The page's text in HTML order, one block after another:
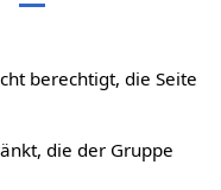
berechtigt, die Seite
die der Gruppe